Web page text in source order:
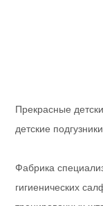
Прекрасные
детские подгузники
Фабрика
гигиенических